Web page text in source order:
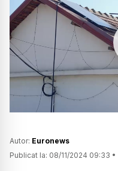
Autor: Euronews
Publicat la: 08/11/2024 09:33 •